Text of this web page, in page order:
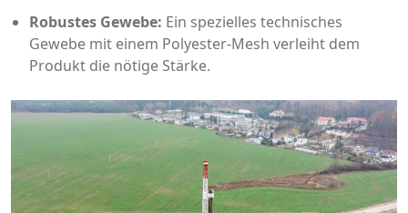
Robustes Gewebe: Ein spezielles technisches
Gewebe mit einem Polyester-Mesh verleiht dem
Produkt die nötige Stärke.